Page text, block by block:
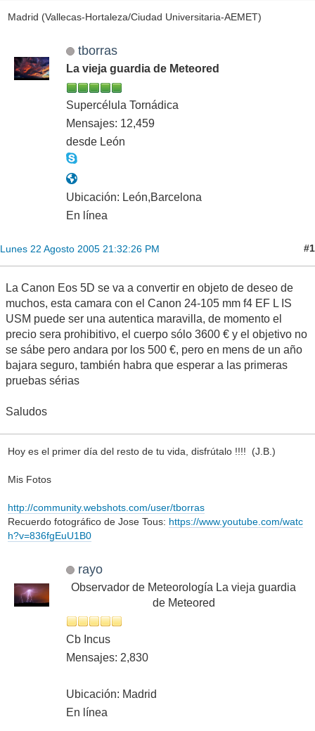
Madrid (Vallecas-Hortaleza/Ciudad Universitaria-AEMET)
tborras
La vieja guardia de Meteored
Supercélula Tornádica
Mensajes: 12,459
desde León
Ubicación: León,Barcelona
En línea
Lunes 22 Agosto 2005 21:32:26 PM #1
La Canon Eos 5D se va a convertir en objeto de deseo de
muchos, esta camara con el Canon 24-105 mm f4 EF L IS
USM puede ser una autentica maravilla, de momento el
precio sera prohibitivo, el cuerpo sólo 3600 € y el objetivo no
se sábe pero andara por los 500 €, pero en mens de un año
bajara seguro, también habra que esperar a las primeras
pruebas sérias
Saludos
Hoy es el primer día del resto de tu vida, disfrútalo !!!! (J.B.)
Mis Fotos
http://community.webshots.com/user/tborras
Recuerdo fotográfico de Jose Tous: https://www.youtube.com/watc
h?v=836fgEuU1B0
rayo
Observador de Meteorología La vieja guardia
de Meteored
Cb Incus
Mensajes: 2,830
Ubicación: Madrid
En línea